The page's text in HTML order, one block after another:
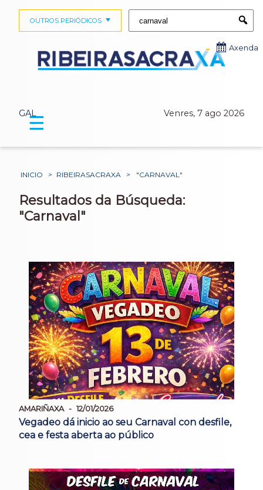
GAL Venres, 7 ago 2026
OUTROS PERIÓDICOS
Axenda
☰
INICIO > RIBEIRASACRAXA > "CARNAVAL"
Resultados da Búsqueda:
"Carnaval"
AMARIÑAXA 12/01/2026
Vegadeo dá inicio ao seu Carnaval con desfile,
cea e festa aberta ao público